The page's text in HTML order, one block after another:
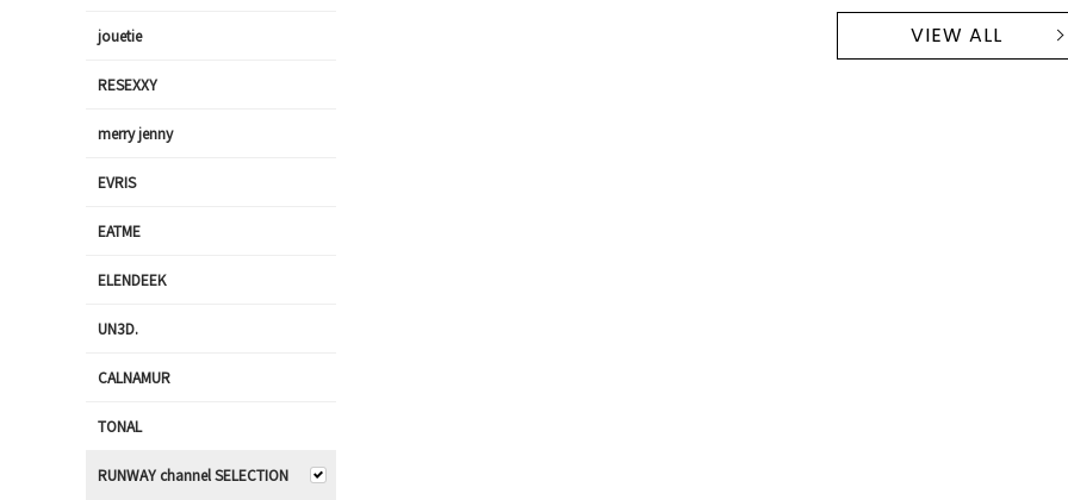
VIEW ALL
jouetie
RESEXXY
merry jenny
EVRIS
EATME
ELENDEEK
UN3D.
CALNAMUR
TONAL
RUNWAY channel SELECTION